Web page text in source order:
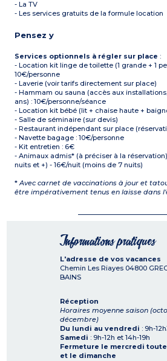
- La TV
- Les services gratuits de la formule location
Pensez y
Services optionnels à régler sur place :
- Location kit linge de toilette (1 grande + 1
10€/personne
- Laverie (voir tarifs directement sur place)
- Hammam ou sauna (accès aux
ans) : 10€/personne/séance
- Location kit bébé (lit + chaise haute +
- Salle de séminaire (sur devis)
- Restaurant indépendant sur place
- Navette bagage : 10€/personne
- Kit entretien : 6€
- Animaux admis* (à préciser à la
nuits et +) - 16€/nuit (moins de 7 nuits)
*Avec carnet de vaccinations à jour et
être impérativement tenus en laisse dans
Informations pratiques
L'adresse de vos vacances
Chemin Les Riayes 04800
BAINS
Réception
Horaires moyenne saison
décembre)
Du lundi au vendredi : 9h-
Samedi : 9h-12h et 14h-19h
Fermeture le mercredi
et le dimanche